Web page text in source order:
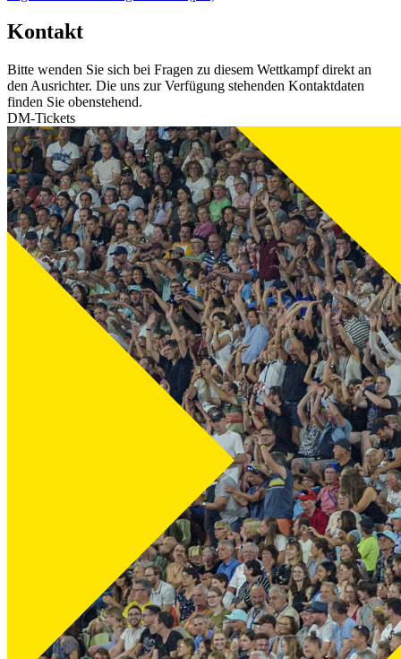
Kontakt
Bitte wenden Sie sich bei Fragen zu diesem Wettkampf direkt an
den Ausrichter. Die uns zur Verfügung stehenden Kontaktdaten
finden Sie obenstehend.
DM-Tickets